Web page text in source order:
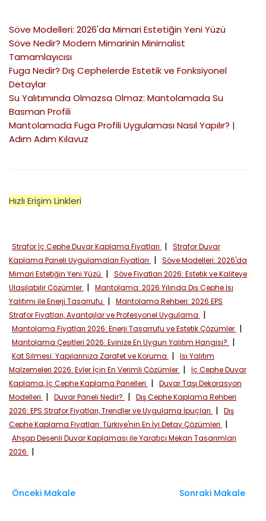
Söve Modelleri: 2026'da Mimari Estetiğin Yeni Yüzü
Söve Nedir? Modern Mimarinin Minimalist
Tamamlayıcısı
Fuga Nedir? Dış Cephelerde Estetik ve Fonksiyonel
Detaylar
Su Yalıtımında Olmazsa Olmaz: Mantolamada Su
Basman Profili
Mantolamada Fuga Profili Uygulaması Nasıl Yapılır? |
Adım Adım Kılavuz
Hızlı Erişim Linkleri
Strafor İç Cephe Duvar Kaplama Fiyatları | Strafor Duvar
Kaplama Paneli Uygulamaları Fiyatları | Söve Modelleri: 2026'da
Mimari Estetiğin Yeni Yüzü | Söve Fiyatları 2026: Estetik ve Kaliteye
Ulaşılabilir Çözümler | Mantolama: 2026 Yılında Dış Cephe Isı
Yalıtımı ile Enerji Tasarrufu | Mantolama Rehberi: 2026 EPS
Strafor Fiyatları, Avantajlar ve Profesyonel Uygulama |
Mantolama Fiyatları 2026: Enerji Tasarrufu ve Estetik Çözümler |
Mantolama Çeşitleri 2026: Evinize En Uygun Yalıtım Hangisi? |
Kat Silmesi: Yapılarınıza Zarafet ve Koruma | Isı Yalıtım
Malzemeleri 2026: Evler İçin En Verimli Çözümler |
İç Cephe Duvar
Kaplama, İç Cephe Kaplama Panelleri | Duvar Taşı Dekorasyon
Modelleri | Duvar Paneli Nedir? | Dış Cephe Kaplama Rehberi
2026: EPS Strafor Fiyatları, Trendler ve Uygulama İpuçları | Dış
Cephe Kaplama Fiyatları: Türkiye'nin En İyi Detay Çözümleri |
Ahşap Desenli Duvar Kaplaması ile Yaratıcı Mekan Tasarımları
2026 |
Önceki Makale Sonraki Makale